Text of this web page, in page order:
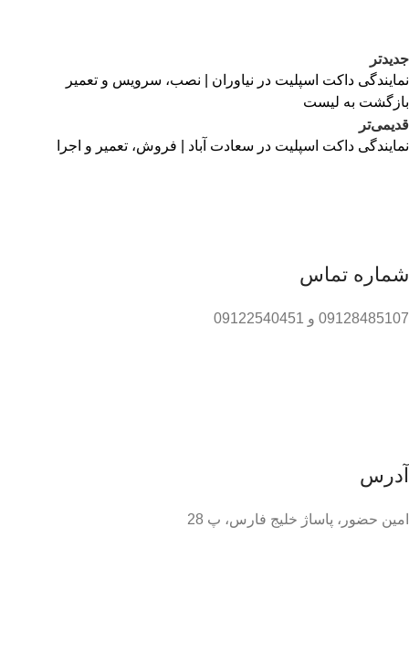
جدیدتر
نمایندگی داکت اسپلیت در نیاوران | نصب، سرویس و تعمیر
بازگشت به لیست
قدیمی‌تر
نمایندگی داکت اسپلیت در سعادت آباد | فروش، تعمیر و اجرا
شماره تماس
09128485107 و 09122540451
آدرس
امین حضور، پاساژ خلیج فارس، پ 28